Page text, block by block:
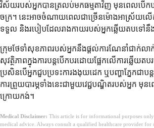
វិស័យរបស់អ្នកបានត្រលប់មកធម្មតាវិញ មុនពេលបើក
ចក្រ។ នេះអាចចំណាយពេលជាច្រើនម៉ោងអាស្រ័យលើក
ទទួល និងរបៀបដែលរាងកាយរបស់អ្នកឆ្លើយតបទៅនឹង
ក្រុមថែទាំសុខភាពរបស់អ្នកនឹងផ្តល់ការណែនាំជាក់ល
សុវត្ថិភាពក្នុងការបន្តបើកបរដោយផ្អែកលើការឆ្លើយតប
ប្រសិនបើអ្នកជួបប្រទះការងងុយដេក ឬបញ្ហាភ្នែកជាបន្
ការព្រួយបារម្ភទាំងនេះជាមួយវេជ្ជបណ្ឌិតរបស់អ្នក មុ
ក្រោយកង់។
Medical Disclaimer: This article is for informational purposes
medical advice. Always consult a qualified healthcare provider for